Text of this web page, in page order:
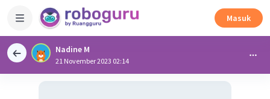
Masuk
Nadine M
21 November 2023 02:14